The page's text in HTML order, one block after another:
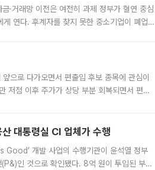
·거래망 이전은 여전히 과제 정부가 혈연 중심
연다. 후계자를 찾지 못한 중소기업이 폐업
으로 다가오면서 편출입 후보 종목에 관심이
저점 이후 주가가 상당 부분 회복되면서 편입
대통령실 CI 업체가 수행
Good’ 개발 사업의 수행기관이 윤석열 정부
인 것으로 확인됐다. 8억 원이 투입된 부산